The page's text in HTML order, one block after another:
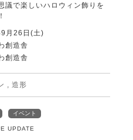
議で楽しいハロウィン飾りを
月26日(土)
創造舎
創造舎
造形
イベント
UPDATE